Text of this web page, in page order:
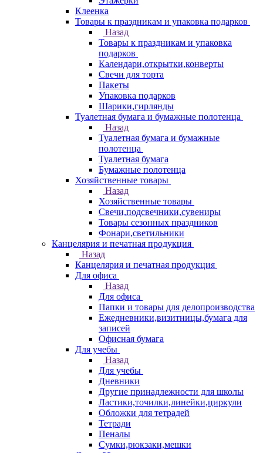
Клеенка
Товары к праздникам и упаковка подарков
Назад
Товары к праздникам и упаковка
подарков
Календари,открытки,конверты
Свечи для торта
Пакеты
Упаковка подарков
Шарики,гирлянды
Туалетная бумага и бумажные полотенца
Назад
Туалетная бумага и бумажные
полотенца
Туалетная бумага
Бумажные полотенца
Хозяйственные товары
Назад
Хозяйственные товары
Свечи,подсвечники,сувениры
Товары сезонных праздников
Фонари,светильники
Канцелярия и печатная продукция
Назад
Канцелярия и печатная продукция
Для офиса
Назад
Для офиса
Папки и товары для делопроизводства
Ежедневники,визитницы,бумага для
записей
Офисная бумага
Для учебы
Назад
Для учебы
Дневники
Другие принадлежности для школы
Ластики,точилки,линейки,циркули
Обложки для тетрадей
Тетради
Пеналы
Сумки,рюкзаки,мешки